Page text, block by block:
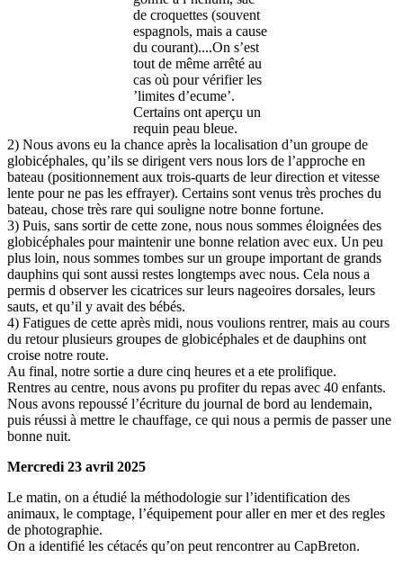
de croquettes (souvent
espagnols, mais a cause
du courant)....On s’est
tout de même arrêté au
cas où pour vérifier les
’limites d’ecume’.
Certains ont aperçu un
requin peau bleue.
2) Nous avons eu la chance après la localisation d’un groupe de
globicéphales, qu’ils se dirigent vers nous lors de l’approche en
bateau (positionnement aux trois-quarts de leur direction et vitesse
lente pour ne pas les effrayer). Certains sont venus très proches du
bateau, chose très rare qui souligne notre bonne fortune.
3) Puis, sans sortir de cette zone, nous nous sommes éloignées des
globicéphales pour maintenir une bonne relation avec eux. Un peu
plus loin, nous sommes tombes sur un groupe important de grands
dauphins qui sont aussi restes longtemps avec nous. Cela nous a
permis d observer les cicatrices sur leurs nageoires dorsales, leurs
sauts, et qu’il y avait des bébés.
4) Fatigues de cette après midi, nous voulions rentrer, mais au cours
du retour plusieurs groupes de globicéphales et de dauphins ont
croise notre route.
Au final, notre sortie a dure cinq heures et a ete prolifique.
Rentres au centre, nous avons pu profiter du repas avec 40 enfants.
Nous avons repoussé l’écriture du journal de bord au lendemain,
puis réussi à mettre le chauffage, ce qui nous a permis de passer une
bonne nuit.
Mercredi 23 avril 2025
Le matin, on a étudié la méthodologie sur l’identification des
animaux, le comptage, l’équipement pour aller en mer et des regles
de photographie.
On a identifié les cétacés qu’on peut rencontrer au CapBreton.